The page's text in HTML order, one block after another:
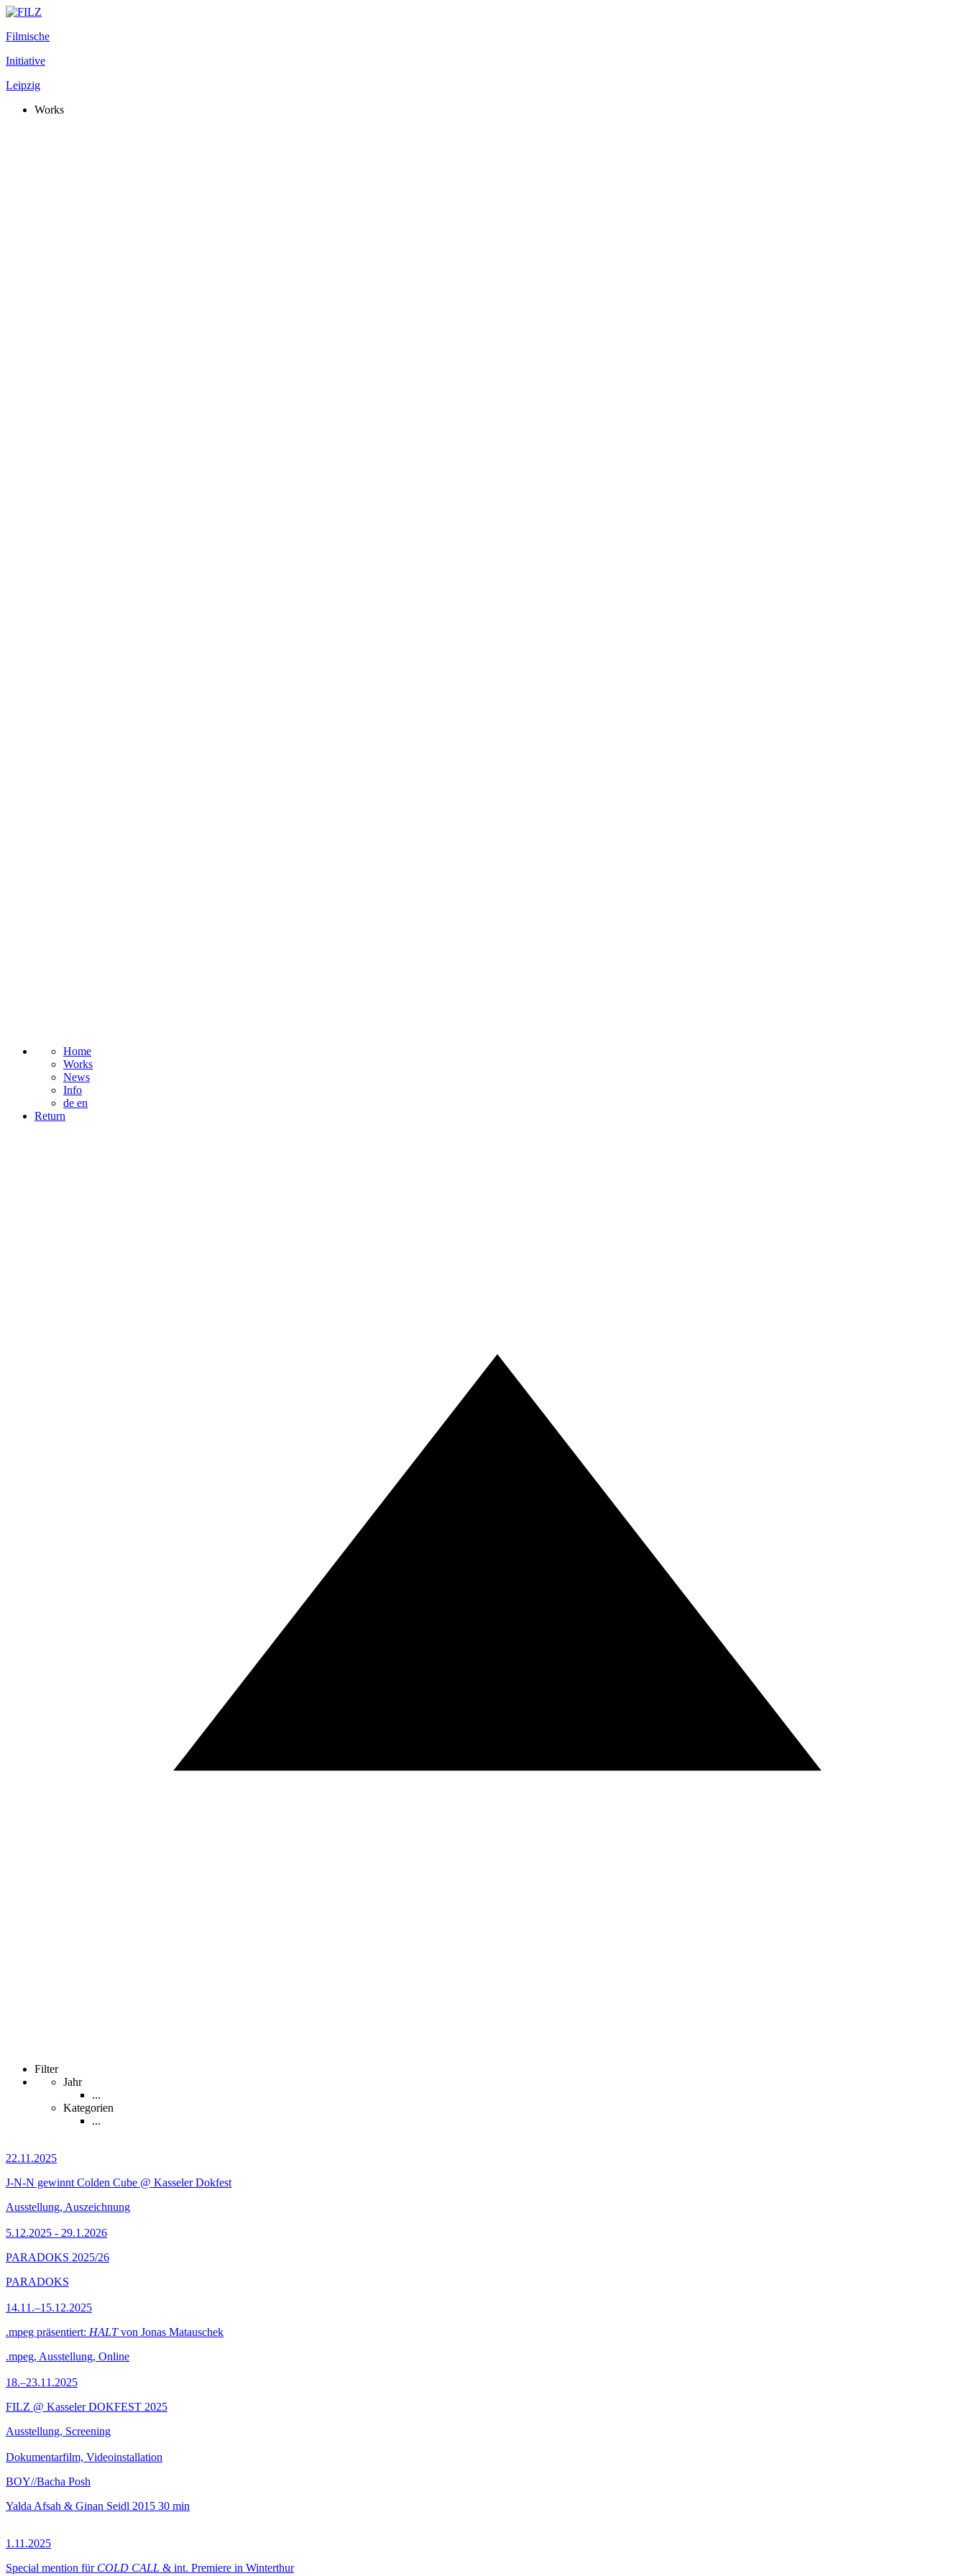
Filmische
Initiative
Leipzig
Works
Home
Works
News
Info
de en
Return
Filter
Jahr
...
Kategorien
...
22.11.2025
J-N-N gewinnt Colden Cube @ Kasseler Dokfest
Ausstellung, Auszeichnung
5.12.2025 - 29.1.2026
PARADOKS 2025/26
PARADOKS
14.11.–15.12.2025
.mpeg präsentiert: HALTvon Jonas Matauschek
.mpeg, Ausstellung, Online
18.–23.11.2025
FILZ @ Kasseler DOKFEST 2025
Ausstellung, Screening
Dokumentarfilm, Videoinstallation
BOY//Bacha Posh
Yalda Afsah & Ginan Seidl 2015 30 min
1.11.2025
Special mention für COLD CALL & int. Premiere in Winterthur